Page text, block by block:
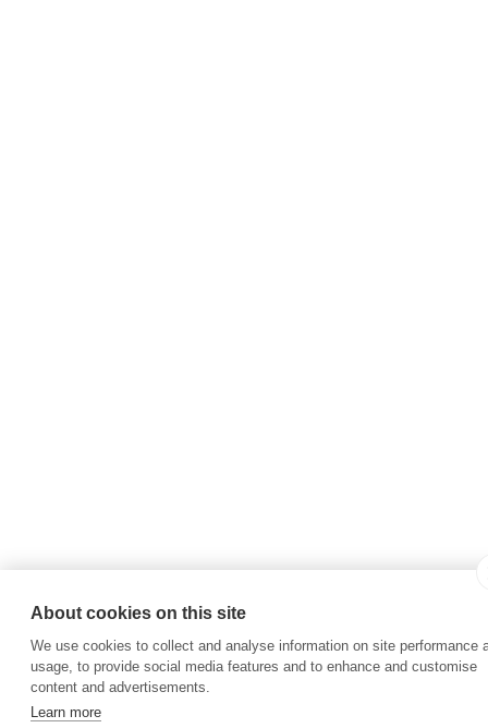
About cookies on this site
We use cookies to collect and analyse information on site performance
usage, to provide social media features and to enhance and customise
content and advertisements.
Learn more